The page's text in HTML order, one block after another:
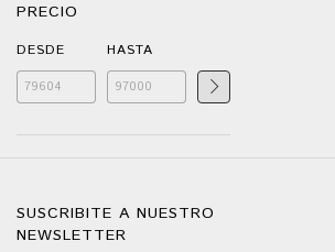
PRECIO
DESDE HASTA
SUSCRIBITE A NUESTRO
NEWSLETTER